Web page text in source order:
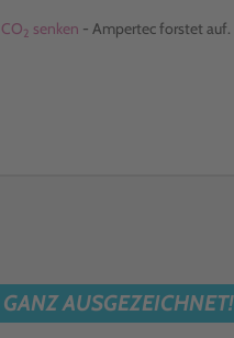
CO2 senken - Ampertec forstet auf.
GANZ AUSGEZEICHNET!